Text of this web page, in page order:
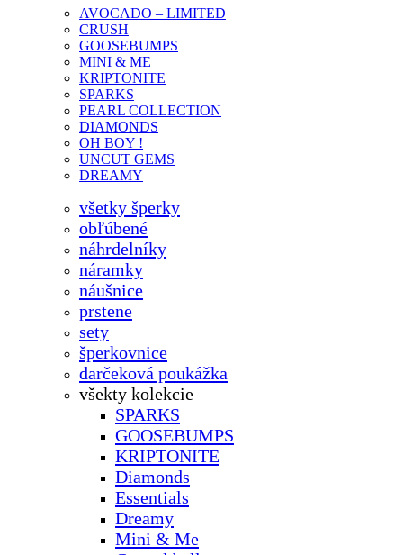
AVOCADO – LIMITED
CRUSH
GOOSEBUMPS
MINI & ME
KRIPTONITE
SPARKS
PEARL COLLECTION
DIAMONDS
OH BOY !
UNCUT GEMS
DREAMY
všetky šperky
obľúbené
náhrdelníky
náramky
náušnice
prstene
sety
šperkovnice
darčeková poukážka
všekty kolekcie
SPARKS
GOOSEBUMPS
KRIPTONITE
Diamonds
Essentials
Dreamy
Mini & Me